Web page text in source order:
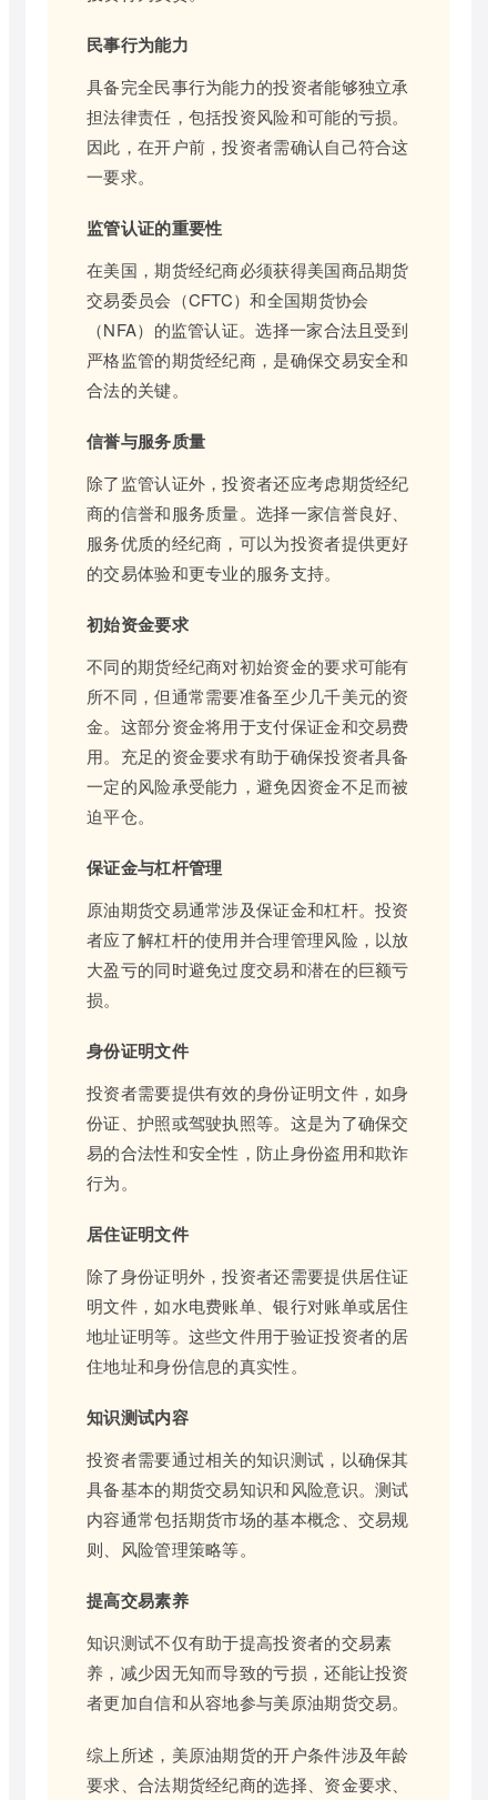
民事行为能力
具备完全民事行为能力的投资者能够独立承
担法律责任，包括投资风险和可能的亏损。
因此，在开户前，投资者需确认自己符合这
一要求。
监管认证的重要性
在美国，期货经纪商必须获得美国商品期货
交易委员会（CFTC）和全国期货协会
（NFA）的监管认证。选择一家合法且受到
严格监管的期货经纪商，是确保交易安全和
合法的关键。
信誉与服务质量
除了监管认证外，投资者还应考虑期货经纪
商的信誉和服务质量。选择一家信誉良好、
服务优质的经纪商，可以为投资者提供更好
的交易体验和更专业的服务支持。
初始资金要求
不同的期货经纪商对初始资金的要求可能有
所不同，但通常需要准备至少几千美元的资
金。这部分资金将用于支付保证金和交易费
用。充足的资金要求有助于确保投资者具备
一定的风险承受能力，避免因资金不足而被
迫平仓。
保证金与杠杆管理
原油期货交易通常涉及保证金和杠杆。投资
者应了解杠杆的使用并合理管理风险，以放
大盈亏的同时避免过度交易和潜在的巨额亏
损。
身份证明文件
投资者需要提供有效的身份证明文件，如身
份证、护照或驾驶执照等。这是为了确保交
易的合法性和安全性，防止身份盗用和欺诈
行为。
居住证明文件
除了身份证明外，投资者还需要提供居住证
明文件，如水电费账单、银行对账单或居住
地址证明等。这些文件用于验证投资者的居
住地址和身份信息的真实性。
知识测试内容
投资者需要通过相关的知识测试，以确保其
具备基本的期货交易知识和风险意识。测试
内容通常包括期货市场的基本概念、交易规
则、风险管理策略等。
提高交易素养
知识测试不仅有助于提高投资者的交易素
养，减少因无知而导致的亏损，还能让投资
者更加自信和从容地参与美原油期货交易。
综上所述，美原油期货的开户条件涉及年龄
要求、合法期货经纪商的选择、资金要求、